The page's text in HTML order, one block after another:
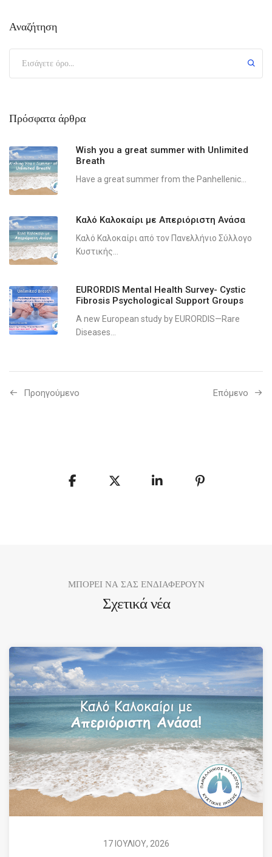
Αναζήτηση
Πρόσφατα άρθρα
Wish you a great summer with Unlimited
Breath
Have a great summer from the Panhellenic...
Καλό Καλοκαίρι με Απεριόριστη Ανάσα
Καλό Καλοκαίρι από τον Πανελλήνιο Σύλλογο
Κυστικής...
EURORDIS Mental Health Survey- Cystic
Fibrosis Psychological Support Groups
A new European study by EURORDIS—Rare
Diseases...
Προηγούμενo Επόμενο
ΜΠΟΡΕΙ ΝΑ ΣΑΣ ΕΝΔΙΑΦΕΡΟΥΝ
Σχετικά νέα
17 ΙΟΥΛΙΟΥ, 2026